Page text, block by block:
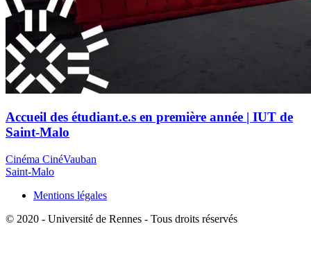
Accueil des étudiant.e.s en première année | IUT de
Saint-Malo
Cinéma CinéVauban
Saint-Malo
Mentions légales
© 2020 - Université de Rennes - Tous droits réservés